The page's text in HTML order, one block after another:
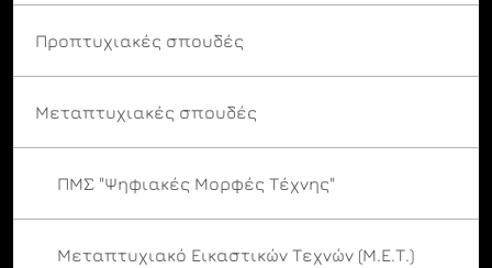
Προπτυχιακές σπουδές
Μεταπτυχιακές σπουδές
ΠΜΣ "Ψηφιακές Μορφές Τέχνης"
Μεταπτυχιακό Εικαστικών Τεχνών (Μ.Ε.Τ.)